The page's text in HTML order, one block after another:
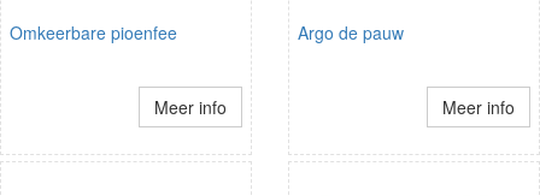
Omkeerbare pioenfee
Meer info
Argo de pauw
Meer info